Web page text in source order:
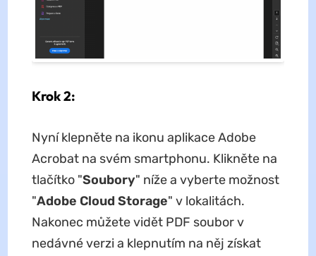
Krok 2:
Nyní klepněte na ikonu aplikace Adobe
Acrobat na svém smartphonu. Klikněte na
tlačítko "Soubory" níže a vyberte možnost
"Adobe Cloud Storage" v lokalitách.
Nakonec můžete vidět PDF soubor v
nedávné verzi a klepnutím na něj získat